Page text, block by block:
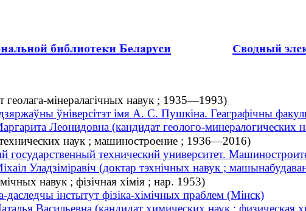
мінералагічных навук ; 1935—1993)
ўніверсітэт імя А. С. Пушкіна. Геаграфічны
Леонидовна (кандидат геолого-
наук ; машиностроение ; 1936—2016)
государственный технический университет.
Уладзіміравіч (доктар тэхнічных навук ;
навук ; фізічная хімія ; нар. 1953)
даследчы інстытут фізіка-хімічных праблем (Мінск)